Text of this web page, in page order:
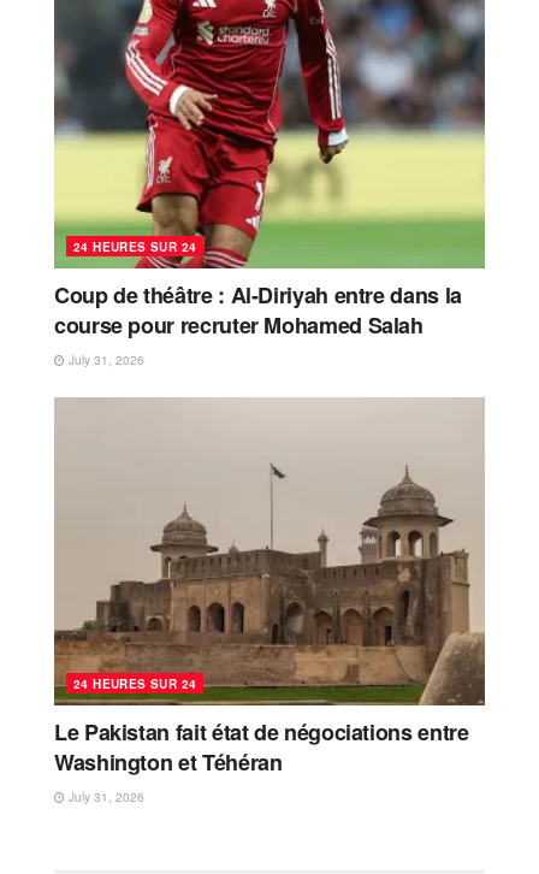
24 HEURES SUR 24
Coup de théâtre : Al-Diriyah entre dans la
course pour recruter Mohamed Salah
July 31, 2026
24 HEURES SUR 24
Le Pakistan fait état de négociations entre
Washington et Téhéran
July 31, 2026